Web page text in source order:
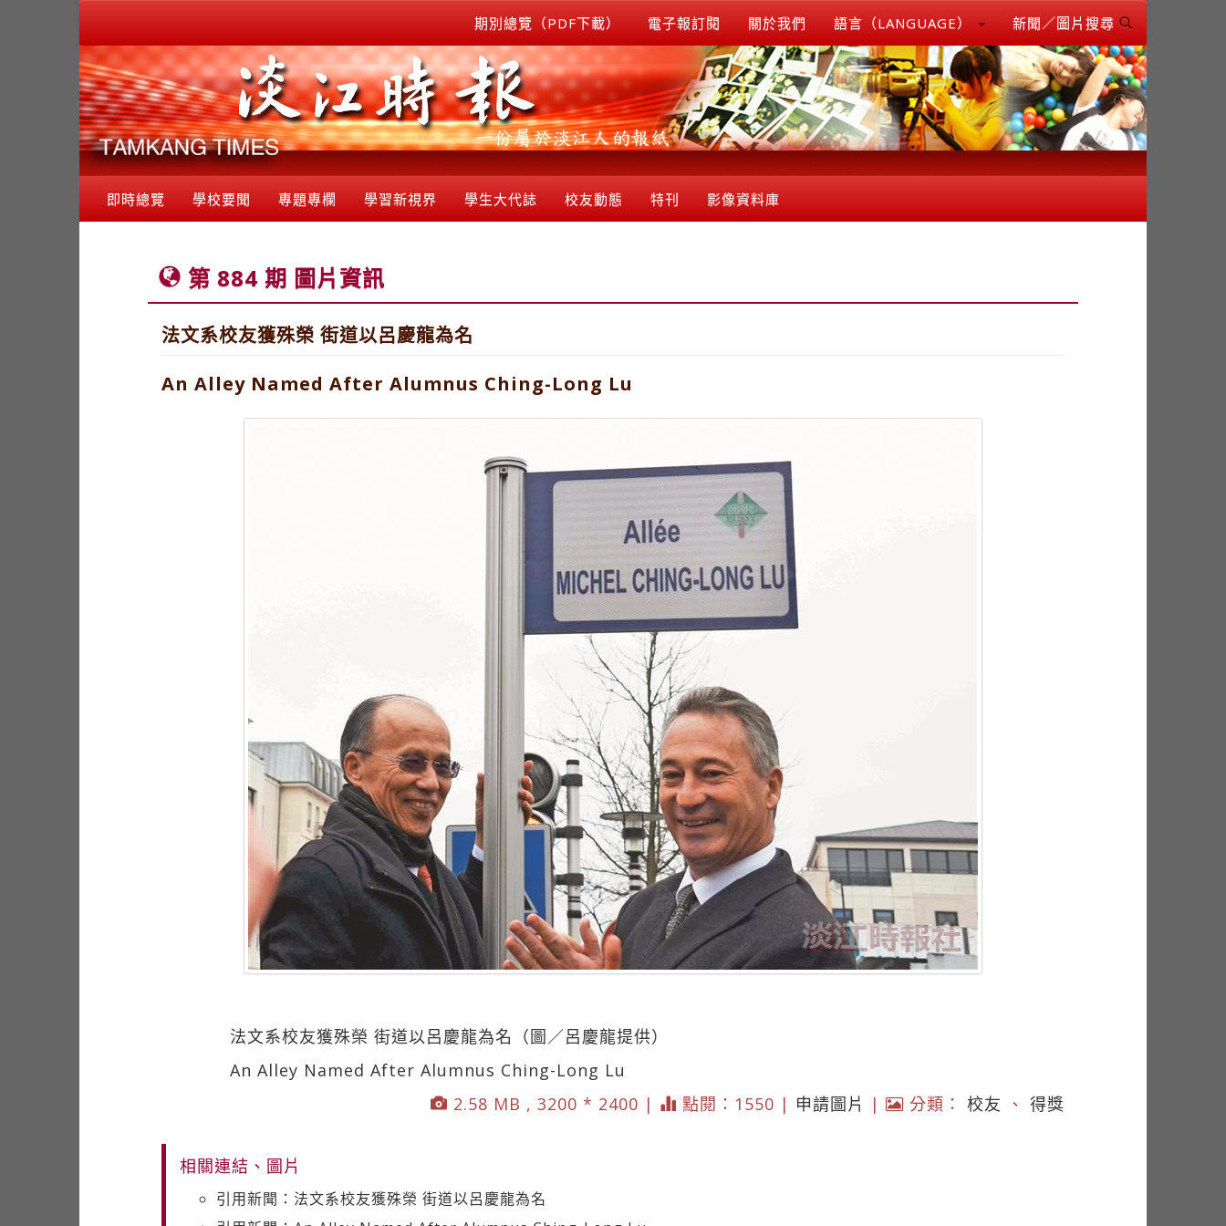
期別總覽（PDF下載） 電子報訂閱 關於我們 語言（LANGUAGE） 新聞／圖片搜尋
即時總覽 學校要聞 專題專欄 學習新視界 學生大代誌 校友動態 特刊 影像資料庫
第 884 期 圖片資訊
法文系校友獲殊榮 街道以呂慶龍為名
An Alley Named After Alumnus Ching-Long Lu
法文系校友獲殊榮 街道以呂慶龍為名（圖／呂慶龍提供）
An Alley Named After Alumnus Ching-Long Lu
2.58 MB , 3200 * 2400 |
點閱：1550 | 申請圖片 | 分類： 校友 、 得獎
相關連結、圖片
引用新聞：法文系校友獲殊榮 街道以呂慶龍為名